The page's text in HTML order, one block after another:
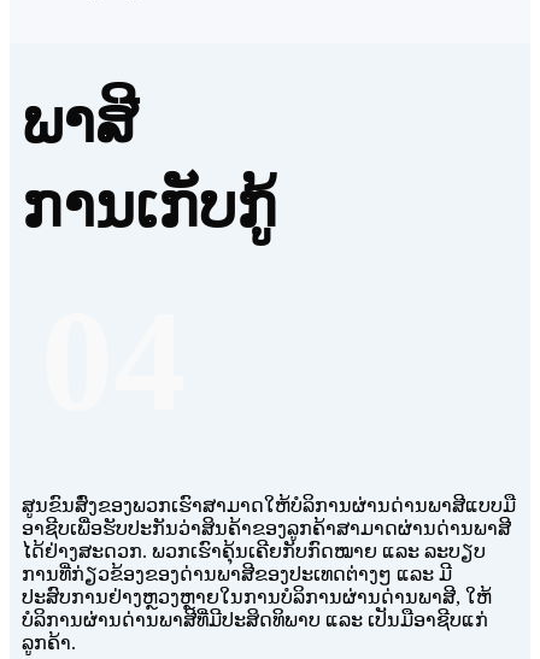
ພາສີ
ການເກັບກູ້
ສູນຂົນສົ່ງຂອງພວກເຮົາສາມາດໃຫ້ບໍລິການຜ່ານດ່ານພາສີແບບມື
ອາຊີບເພື່ອຮັບປະກັນວ່າສິນຄ້າຂອງລູກຄ້າສາມາດຜ່ານດ່ານພາສີ
ໄດ້ຢ່າງສະດວກ. ພວກເຮົາຄຸ້ນເຄີຍກັບກົດໝາຍ ແລະ ລະບຽບ
ການທີ່ກ່ຽວຂ້ອງຂອງດ່ານພາສີຂອງປະເທດຕ່າງໆ ແລະ ມີ
ປະສົບການຢ່າງຫຼວງຫຼາຍໃນການບໍລິການຜ່ານດ່ານພາສີ, ໃຫ້
ບໍລິການຜ່ານດ່ານພາສີທີ່ມີປະສິດທິພາບ ແລະ ເປັນມືອາຊີບແກ່
ລູກຄ້າ.